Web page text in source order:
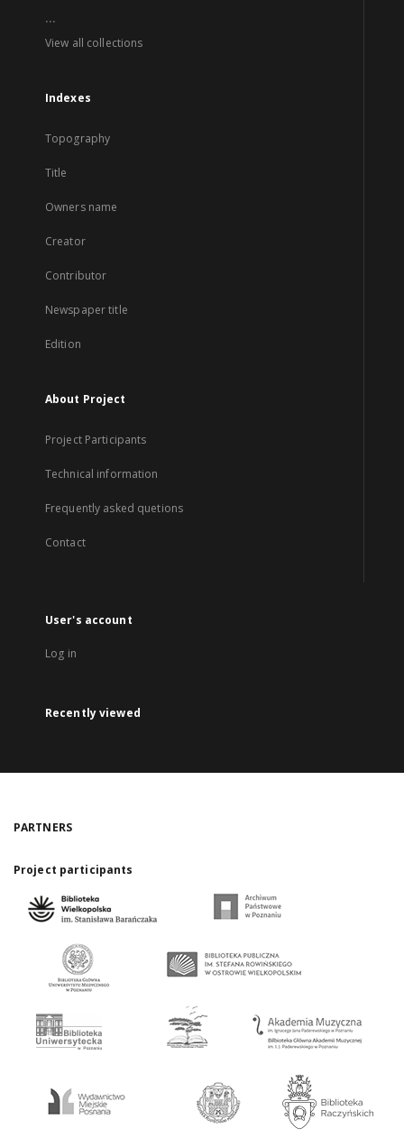
...
View all collections
Indexes
Topography
Title
Owners name
Creator
Contributor
Newspaper title
Edition
About Project
Project Participants
Technical information
Frequently asked quetions
Contact
User's account
Log in
Recently viewed
PARTNERS
Project participants